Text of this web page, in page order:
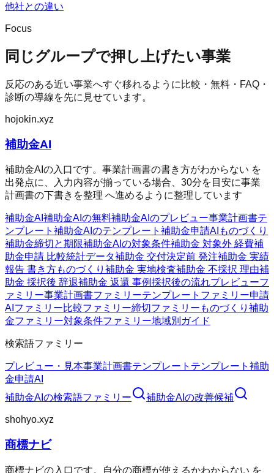
他社との違い
Focus
同じグループで押し上げたい事業
反応のある近い事業へすぐ移れるように比較・無料・FAQ・
診断の導線を先に見せています。
hojokin.xyz
補助金AI
補助金AIの入口です。事業計画書の書き方がわからない を
出発点に、入力内容が揃っている場合、30分を目安に事業
計画書の下書きを整理 へ進めるように整理しています
補助金AI 補助金AIの無料補助金AIのプレビュー事業計画書テ
ンプレート 補助金AIのテンプレート 補助金申請AI ものづくり
補助金締切と期限補助金AIの対象条件補助金 対象外 経費補
助金申請 比較統計データ補助金 交付決定前 発注補助金 実績
報告 書き方ものづくり補助金 実地検査補助金 不採択 理由補
助金 採択後 辞退補助金 返還 事例採択後の流れプレビューフ
ァミリー事業計画書ファミリーテンプレートファミリー申請
AIファミリー比較ファミリー締切ファミリー ものづくり補助
金ファミリー対象条件ファミリー地域別ガイド
検索語ファミリー
プレビュー・見本事業計画書テンプレート テンプレート 補助
金申請AI
補助金AI の検索語ファミリー 補助金AI の改善候補
shohyo.xyz
商標ナビ
商標ナビの入口です。自分の商標が使えるかわからない を